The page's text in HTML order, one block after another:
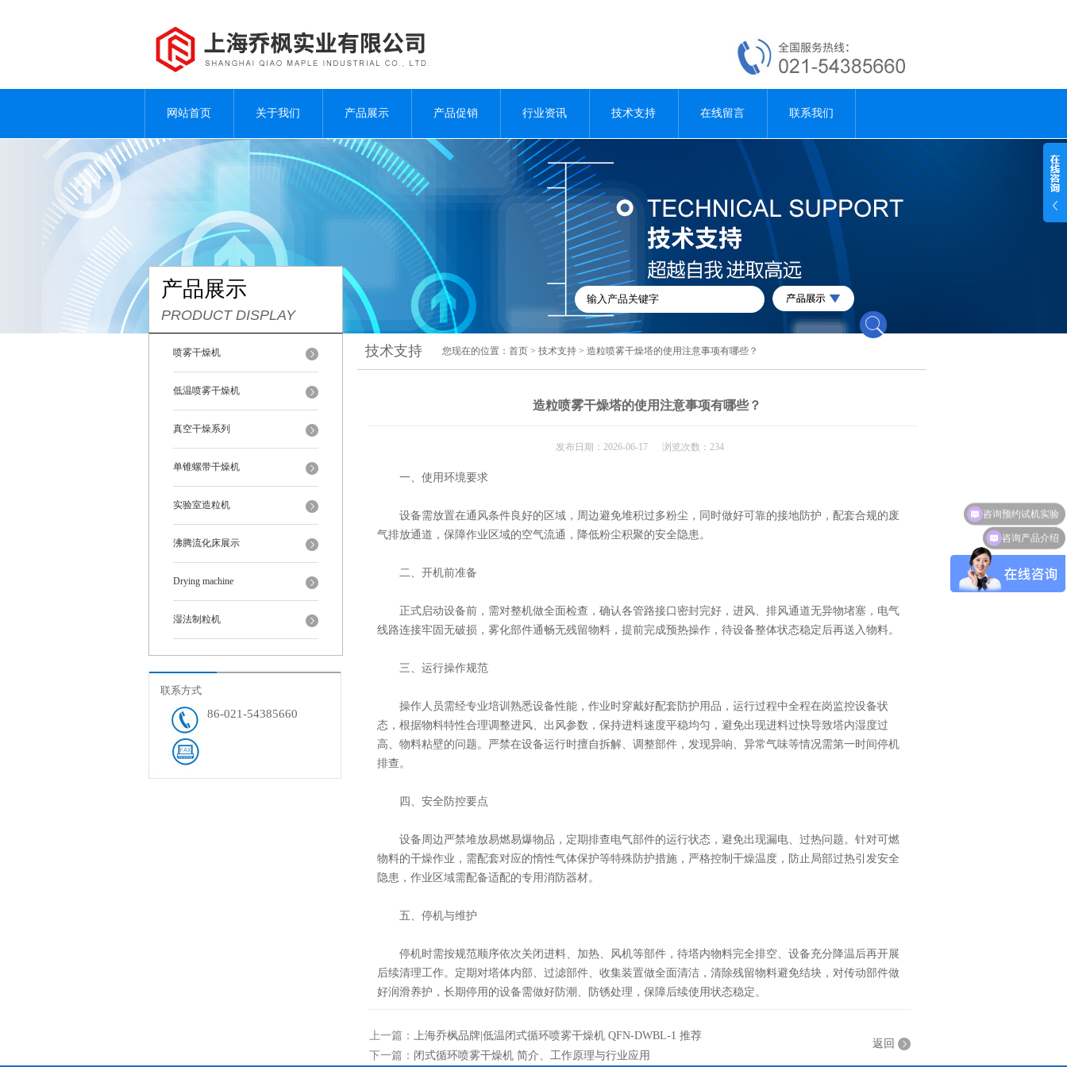
网站首页 关于我们 产品展示 产品促销 行业资讯 技术支持 在线留言 联系我们
产品展示
PRODUCT DISPLAY
喷雾干燥机
低温喷雾干燥机
真空干燥系列
单锥螺带干燥机
实验室造粒机
沸腾流化床展示
Drying machine
湿法制粒机
联系方式
86-021-54385660
技术支持 您现在的位置： 首页 > 技术支持 > 造粒喷雾干燥塔的使用注意事项有哪些？
造粒喷雾干燥塔的使用注意事项有哪些？
发布日期：2026-06-17 浏览次数：234
一、使用环境要求
设备需放置在通风条件良好的区域，周边避免堆积过多粉尘，同时做好可靠的接地防护，配套合规的废
气排放通道，保障作业区域的空气流通，降低粉尘积聚的安全隐患。
二、开机前准备
正式启动设备前，需对整机做全面检查，确认各管路接口密封完好，进风、排风通道无异物堵塞，电气
线路连接牢固无破损，雾化部件通畅无残留物料，提前完成预热操作，待设备整体状态稳定后再送入物料。
三、运行操作规范
操作人员需经专业培训熟悉设备性能，作业时穿戴好配套防护用品，运行过程中全程在岗监控设备状
态，根据物料特性合理调整进风、出风参数，保持进料速度平稳均匀，避免出现进料过快导致塔内湿度过
高、物料粘壁的问题。严禁在设备运行时擅自拆解、调整部件，发现异响、异常气味等情况需第一时间停机
排查。
四、安全防控要点
设备周边严禁堆放易燃易爆物品，定期排查电气部件的运行状态，避免出现漏电、过热问题。针对可燃
物料的干燥作业，需配套对应的惰性气体保护等特殊防护措施，严格控制干燥温度，防止局部过热引发安全
隐患，作业区域需配备适配的专用消防器材。
五、停机与维护
停机时需按规范顺序依次关闭进料、加热、风机等部件，待塔内物料完全排空、设备充分降温后再开展
后续清理工作。定期对塔体内部、过滤部件、收集装置做全面清洁，清除残留物料避免结块，对传动部件做
好润滑养护，长期停用的设备需做好防潮、防锈处理，保障后续使用状态稳定。
上一篇： 上海乔枫品牌|低温闭式循环喷雾干燥机 QFN-DWBL-1 推荐
下一篇： 闭式循环喷雾干燥机 简介、工作原理与行业应用
返回
咨询预约试机实验
咨询产品介绍